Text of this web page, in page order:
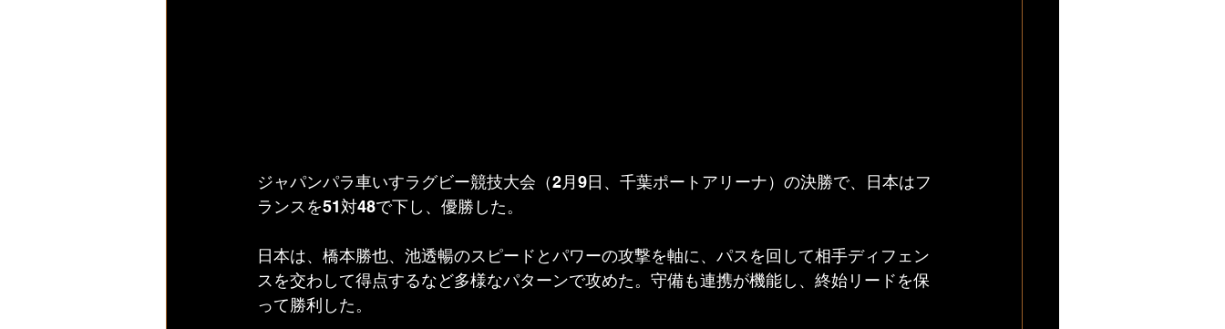
ジャパンパラ車いすラグビー競技大会（2月9日、千葉ポートアリーナ）の決勝で、日本はフ
ランスを51対48で下し、優勝した。
日本は、橋本勝也、池透暢のスピードとパワーの攻撃を軸に、パスを回して相手ディフェン
スを交わして得点するなど多様なパターンで攻めた。守備も連携が機能し、終始リードを保
って勝利した。